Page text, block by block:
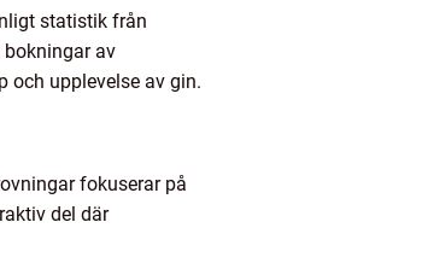
statistik från
bokningar av
och upplevelse av gin.
fokuserar på
del där